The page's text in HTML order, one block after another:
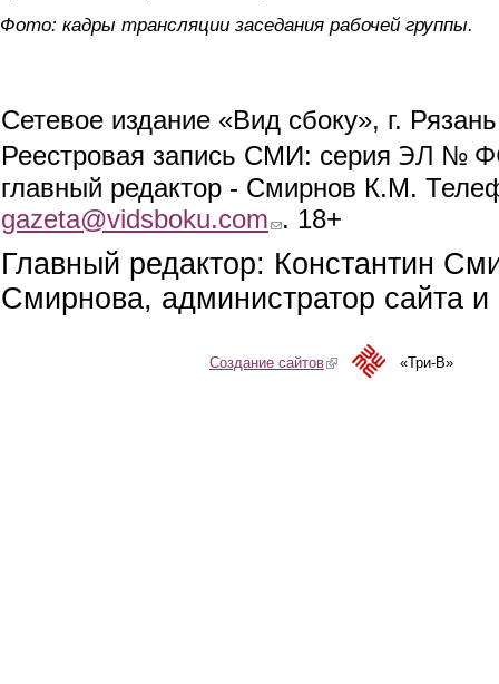
Фото: кадры трансляции заседания рабочей группы.
Сетевое издание «Вид сбоку», г.
Реестровая запись СМИ: серия ЭЛ №
главный редактор - Смирнов К.М.
gazeta@vidsboku.com (link sends e-mail)
. 18+
Главный редактор: Константин
Смирнова, администратор сайта
Создание сайтов(link is external)«Три-В»